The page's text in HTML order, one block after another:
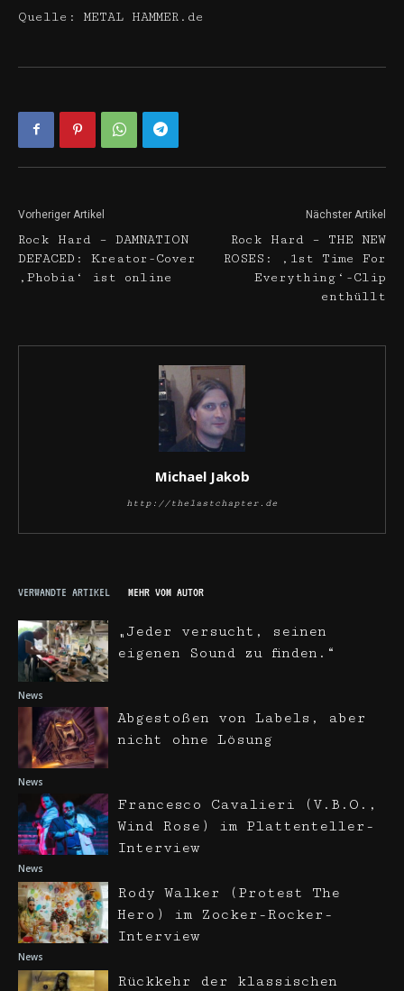
Quelle: METAL HAMMER.de
Vorheriger Artikel
Rock Hard – DAMNATION
DEFACED: Kreator-Cover
‚Phobia‘ ist online
Nächster Artikel
Rock Hard – THE NEW
ROSES: ‚1st Time For
Everything‘-Clip
enthüllt
Michael Jakob
http://thelastchapter.de
VERWANDTE ARTIKEL MEHR VOM AUTOR
News
„Jeder versucht, seinen
eigenen Sound zu finden.“
News
Abgestoßen von Labels, aber
nicht ohne Lösung
News
Francesco Cavalieri (V.B.O.,
Wind Rose) im Plattenteller-
Interview
News
Rody Walker (Protest The
Hero) im Zocker-Rocker-
Interview
Rückkehr der klassischen